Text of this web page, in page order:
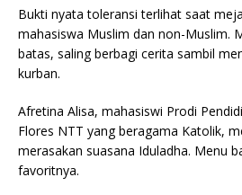
Bukti nyata toleransi terlihat saat
mahasiswa Muslim dan non-Muslim.
batas, saling berbagi cerita sambil
kurban.
Afretina Alisa, mahasiswi Prodi
Flores NTT yang beragama Katolik,
merasakan suasana Iduladha. Menu
favoritnya.